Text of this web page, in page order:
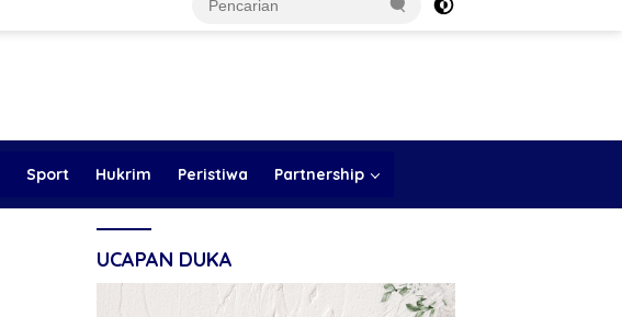
Sport Hukrim Peristiwa Partnership
UCAPAN DUKA